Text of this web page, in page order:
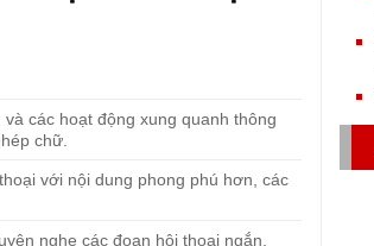
các hoạt động xung quanh thông
chữ.
với nội dung phong phú hơn, các
nghe các đoạn hội thoại ngắn,